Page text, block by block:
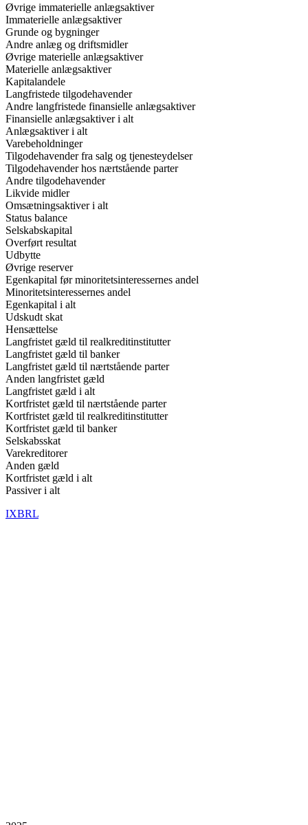
Øvrige immaterielle anlægsaktiver
Immaterielle anlægsaktiver
Grunde og bygninger
Andre anlæg og driftsmidler
Øvrige materielle anlægsaktiver
Materielle anlægsaktiver
Kapitalandele
Langfristede tilgodehavender
Andre langfristede finansielle anlægsaktiver
Finansielle anlægsaktiver i alt
Anlægsaktiver i alt
Varebeholdninger
Tilgodehavender fra salg og tjenesteydelser
Tilgodehavender hos nærtstående parter
Andre tilgodehavender
Likvide midler
Omsætningsaktiver i alt
Status balance
Selskabskapital
Overført resultat
Udbytte
Øvrige reserver
Egenkapital før minoritetsinteressernes andel
Minoritetsinteressernes andel
Egenkapital i alt
Udskudt skat
Hensættelse
Langfristet gæld til realkreditinstitutter
Langfristet gæld til banker
Langfristet gæld til nærtstående parter
Anden langfristet gæld
Langfristet gæld i alt
Kortfristet gæld til nærtstående parter
Kortfristet gæld til realkreditinstitutter
Kortfristet gæld til banker
Selskabsskat
Varekreditorer
Anden gæld
Kortfristet gæld i alt
Passiver i alt
IXBRL